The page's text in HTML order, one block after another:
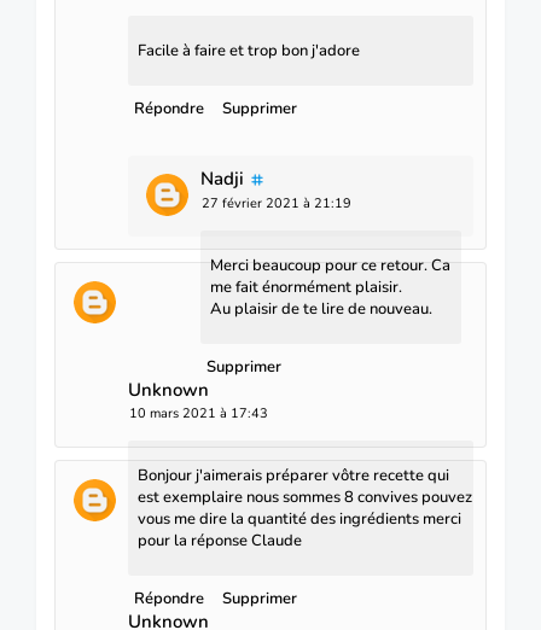
Facile à faire et trop bon j'adore
Répondre Supprimer
Nadji
27 février 2021 à 21:19
Merci beaucoup pour ce retour. Ca
me fait énormément plaisir.
Au plaisir de te lire de nouveau.
Supprimer
Unknown
10 mars 2021 à 17:43
Bonjour j'aimerais préparer vôtre recette qui
est exemplaire nous sommes 8 convives pouvez
vous me dire la quantité des ingrédients merci
pour la réponse Claude
Répondre Supprimer
Unknown